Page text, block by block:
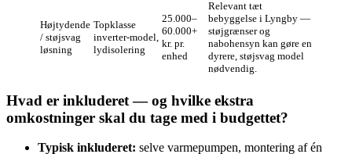
Højtydende
/ støjsvag
løsning
Topklasse
inverter‑model,
lydisolering
25.000–
60.000+
kr. pr.
enhed
Relevant tæt
bebyggelse i Lyngby —
støjgrænser og
nabohensyn kan gøre en
dyrere, støjsvag model
nødvendig.
Hvad er inkluderet — og hvilke ekstra
omkostninger skal du tage med i budgettet?
Typisk inkluderet: selve varmepumpen, montering af én